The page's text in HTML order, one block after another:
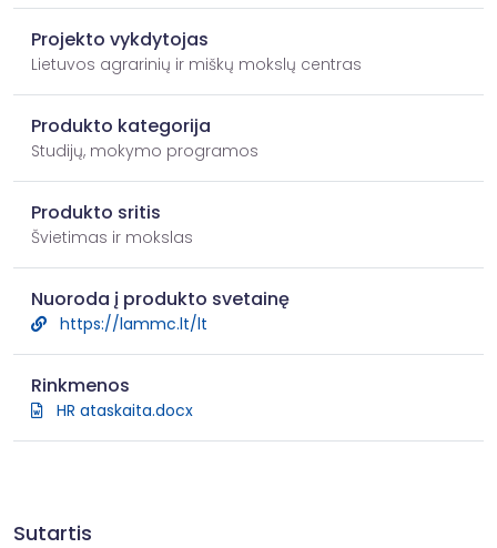
Projekto vykdytojas
Lietuvos agrarinių ir miškų mokslų centras
Produkto kategorija
Studijų, mokymo programos
Produkto sritis
Švietimas ir mokslas
Nuoroda į produkto svetainę
https://lammc.lt/lt
Rinkmenos
HR ataskaita.docx
Sutartis